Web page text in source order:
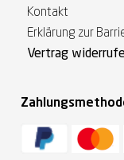
Kontakt
Erklärung zur
Vertrag